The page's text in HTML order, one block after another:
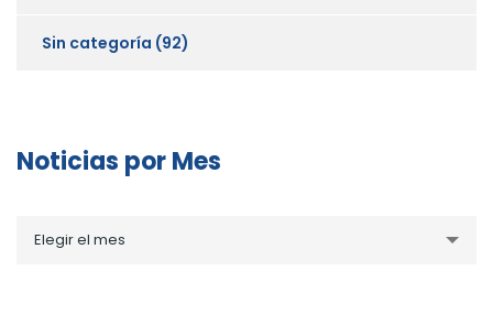
Sin categoría (92)
Noticias por Mes
porElegir el mes